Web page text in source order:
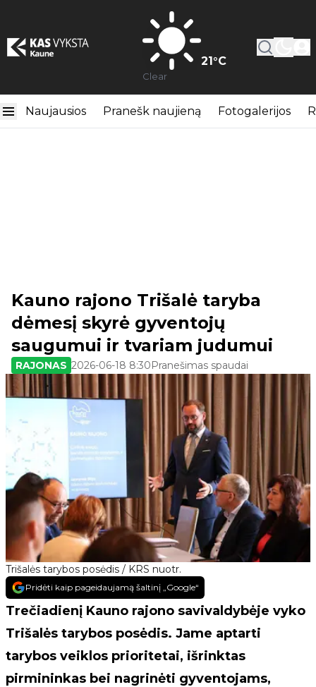
21°C
Clear
Naujausios Pranešk naujieną Fotogalerijos
Trišalės tarybos posėdis / KRS nuotr.
Kauno rajono Trišalė taryba
dėmesį skyrė gyventojų
saugumui ir tvariam judumui
RAJONAS 2026-06-18 8:30Pranešimas spaudai
Pridėti kaip pageidaujamą šaltinį „Google“
Trečiadienį Kauno rajono savivaldybėje vyko
Trišalės tarybos posėdis. Jame aptarti
tarybos veiklos prioritetai, išrinktas
pirmininkas bei nagrinėti gyventojams,